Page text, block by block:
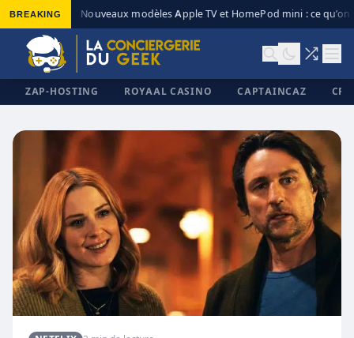
BREAKING Nouveaux modèles Apple TV et HomePod mini : ce qu’on
ZAP-HOSTING ROYAAL CASINO CAPTAINCAZ
✕